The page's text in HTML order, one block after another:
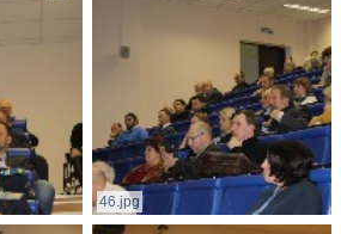
46.jpg